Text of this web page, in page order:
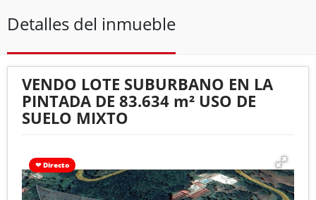
Detalles del inmueble
VENDO LOTE SUBURBANO EN LA
PINTADA DE 83.634 m² USO DE
SUELO MIXTO
❤ Directo